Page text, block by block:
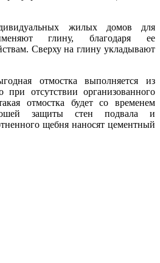
жилых домов для
глину, благодаря ее
Сверху на глину укладывают
отмостка выполняется из
отсутствии организованного
отмостка будет со временем
защиты стен подвала и
щебня наносят цементный